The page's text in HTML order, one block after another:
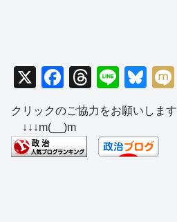
X
F
c
e
b
T
hr
e
a
d
Li
n
e
Bl
u
e
sk
y
クリックのご協力をお願いします
↓↓↓m(__)m